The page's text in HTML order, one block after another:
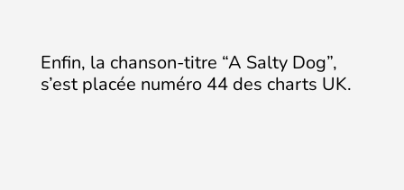
Enfin, la chanson-titre “A Salty Dog”,
s’est placée numéro 44 des charts UK.